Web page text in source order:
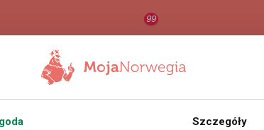
99
w Norwegii
Szczegóły